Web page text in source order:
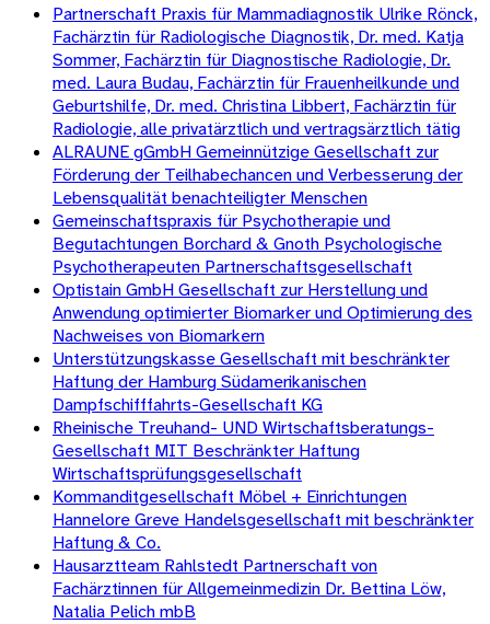
Partnerschaft Praxis für Mammadiagnostik Ulrike Rönck,
Fachärztin für Radiologische Diagnostik, Dr. med. Katja
Sommer, Fachärztin für Diagnostische Radiologie, Dr.
med. Laura Budau, Fachärztin für Frauenheilkunde und
Geburtshilfe, Dr. med. Christina Libbert, Fachärztin für
Radiologie, alle privatärztlich und vertragsärztlich tätig
ALRAUNE gGmbH Gemeinnützige Gesellschaft zur
Förderung der Teilhabechancen und Verbesserung der
Lebensqualität benachteiligter Menschen
Gemeinschaftspraxis für Psychotherapie und
Begutachtungen Borchard & Gnoth Psychologische
Psychotherapeuten Partnerschaftsgesellschaft
Optistain GmbH Gesellschaft zur Herstellung und
Anwendung optimierter Biomarker und Optimierung des
Nachweises von Biomarkern
Unterstützungskasse Gesellschaft mit beschränkter
Haftung der Hamburg Südamerikanischen
Dampfschifffahrts-Gesellschaft KG
Rheinische Treuhand- UND Wirtschaftsberatungs-
Gesellschaft MIT Beschränkter Haftung
Wirtschaftsprüfungsgesellschaft
Kommanditgesellschaft Möbel + Einrichtungen
Hannelore Greve Handelsgesellschaft mit beschränkter
Haftung & Co.
Hausarztteam Rahlstedt Partnerschaft von
Fachärztinnen für Allgemeinmedizin Dr. Bettina Löw,
Natalia Pelich mbB